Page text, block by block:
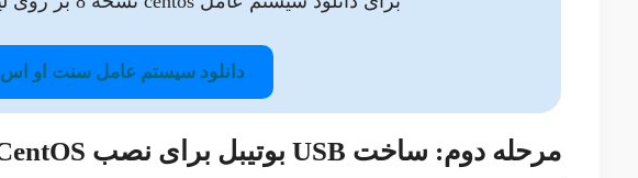
دانلود سیستم عامل سنت او اس
مرحله دوم: ساخت USB بوتیبل برای نصب CentOS